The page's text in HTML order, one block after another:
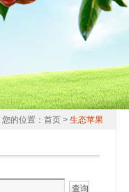
您的位置： 首页 > 生态苹果